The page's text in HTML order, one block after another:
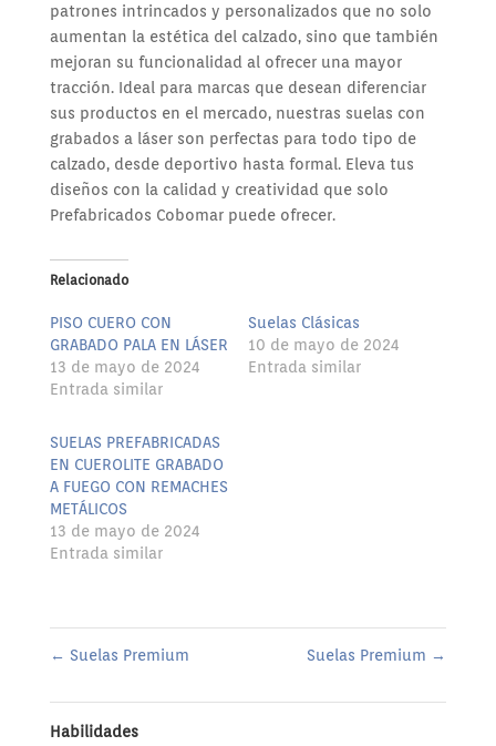
patrones intrincados y personalizados que no solo
aumentan la estética del calzado, sino que también
mejoran su funcionalidad al ofrecer una mayor
tracción. Ideal para marcas que desean diferenciar
sus productos en el mercado, nuestras suelas con
grabados a láser son perfectas para todo tipo de
calzado, desde deportivo hasta formal. Eleva tus
diseños con la calidad y creatividad que solo
Prefabricados Cobomar puede ofrecer.
Relacionado
PISO CUERO CON
GRABADO PALA EN LÁSER
13 de mayo de 2024
Entrada similar
Suelas Clásicas
10 de mayo de 2024
Entrada similar
SUELAS PREFABRICADAS
EN CUEROLITE GRABADO
A FUEGO CON REMACHES
METÁLICOS
13 de mayo de 2024
Entrada similar
← Suelas Premium Suelas Premium →
Habilidades